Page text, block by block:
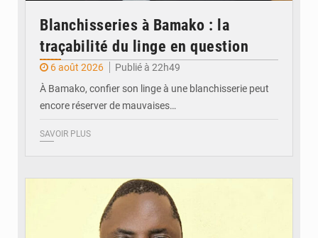
Blanchisseries à Bamako : la
traçabilité du linge en question
6 août 2026
Publié à 22h49
À Bamako, confier son linge à une blanchisserie peut
encore réserver de mauvaises…
SAVOIR PLUS